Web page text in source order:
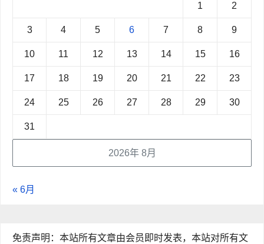
2026年 8月
1 2
3 4 5 6 7 8 9
10 11 12 13 14 15 16
17 18 19 20 21 22 23
24 25 26 27 28 29 30
31
« 6月
免责声明：本站所有文章由会员即时发表，本站对所有文